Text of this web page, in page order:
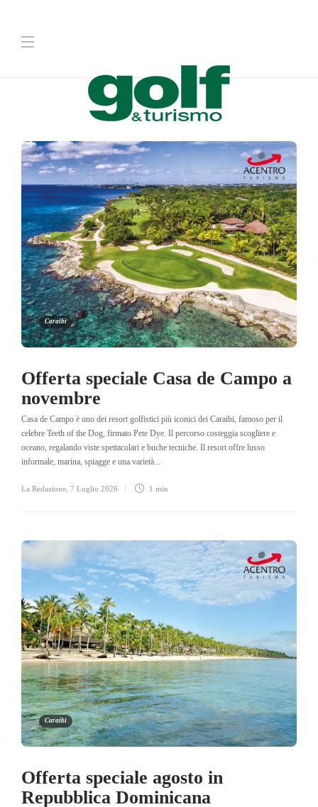
Caraibi
Offerta speciale Casa de Campo a
novembre
Casa de Campo è uno dei resort golfistici più iconici dei Caraibi, famoso per il
celebre Teeth of the Dog, firmato Pete Dye. Il percorso costeggia scogliere e
oceano, regalando viste spettacolari e buche tecniche. Il resort offre lusso
informale, marina, spiagge e una varietà...
La Redazione 7 Luglio 2026 1 min
Caraibi
Offerta speciale agosto in
Repubblica Dominicana